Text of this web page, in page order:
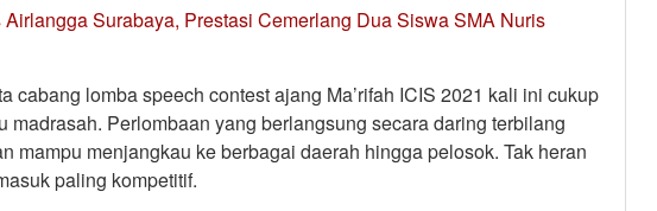
Surabaya, Prestasi Cemerlang Dua Siswa SMA Nuris
cabang lomba speech contest ajang Ma’rifah ICIS 2021 kali ini cukup
madrasah. Perlombaan yang berlangsung secara daring terbilang
mampu menjangkau ke berbagai daerah hingga pelosok. Tak heran
paling kompetitif.